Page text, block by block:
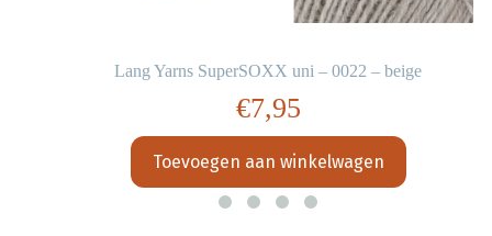
Lang Yarns SuperSOXX uni – 0022 – beige
€7,95
Toevoegen aan winkelwagen